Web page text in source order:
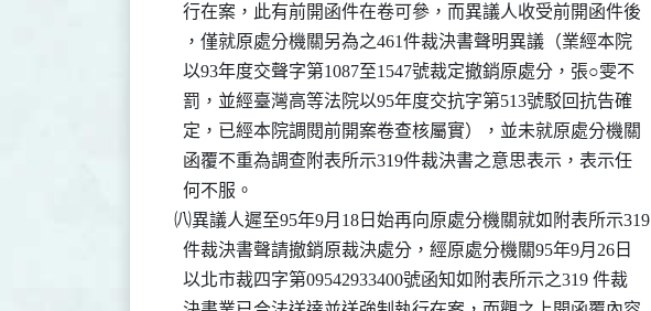
    行在案，此有前開函件在卷可參，而異議人收受前開函件後
    ，僅就原處分機關另為之461件裁決書聲明異議（業經本院
    以93年度交聲字第1087至1547號裁定撤銷原處分，張○雯不
    罰，並經臺灣高等法院以95年度交抗字第513號駁回抗告確
    定，已經本院調閱前開案卷查核屬實），並未就原處分機關
    函覆不重為調查附表所示319件裁決書之意思表示，表示任
    何不服。
  ㈧異議人遲至95年9月18日始再向原處分機關就如附表所示319
    件裁決書聲請撤銷原裁決處分，經原處分機關95年9月26日
    以北市裁四字第09542933400號函知如附表所示之319 件裁